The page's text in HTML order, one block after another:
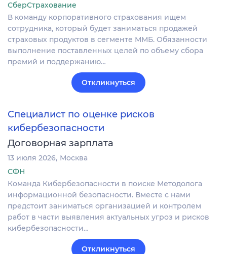
СберСтрахование
В команду корпоративного страхования ищем
сотрудника, который будет заниматься продажей
страховых продуктов в сегменте ММБ. Обязанности
выполнение поставленных целей по объему сбора
премий и поддержанию…
Откликнуться
Специалист по оценке рисков
кибербезопасности
Договорная зарплата
13 июля 2026 Москва
СФН
Команда Кибербезопасности в поиске Методолога
информационной безопасности. Вместе с нами
предстоит заниматься организацией и контролем
работ в части выявления актуальных угроз и рисков
кибербезопасности…
Откликнуться